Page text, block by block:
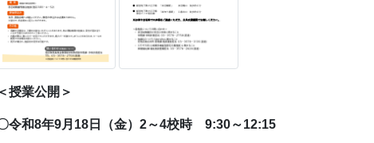
＜授業公開＞
令和8年9月18日（金）2～4校時 9:30～12:15